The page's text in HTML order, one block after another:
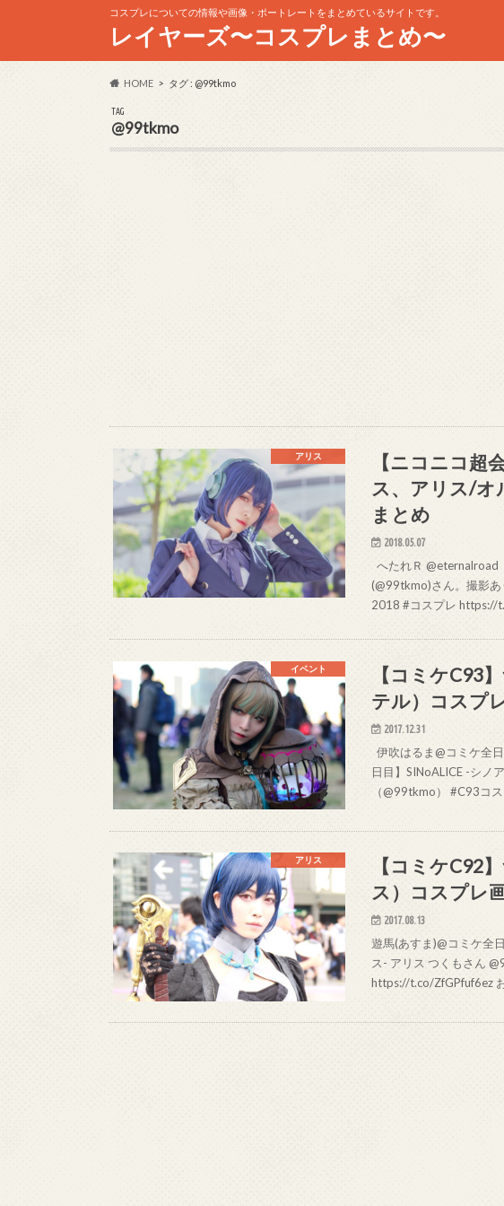
コスプレについての情報や画像・ポートレートをまとめているサイトです。
レイヤーズ〜コスプレまとめ〜
HOME タグ : @99tkmo
TAG
@99tkmo
アリス
【ニコニコ超
ス、アリス/オ
まとめ
2018.05.07
へたれＲ @eternalroad
(@99tkmo)さん。撮影
2018 #コスプレ https://
イベント
【コミケC93
テル）コスプ
2017.12.31
伊吹はるま@コミケ全
日目】SINoALICE -シノ
（@99tkmo） #C93コ
アリス
【コミケC92
ス）コスプレ
2017.08.13
遊馬(あすま)@コミケ全
ス- アリス つくもさん
https://t.co/ZfGPfuf6ez